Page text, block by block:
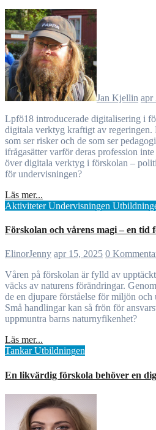
Jan Kjellin apr
Lpfö18 introducerade digitalisering i förskolan, men nu begränsas
digitala verktyg kraftigt av regeringen.
som ser risker och de som ser
ifrågasätter varför deras profession
över digitala verktyg i förskolan –
för undervisningen?
Läs mer...
AktiviteterUndervisningen
Förskolan och vårens magi – en
ElinorJenny apr 15, 2025 0
Våren på förskolan är fylld av upptäckter där barnens nyfikenhet
väcks av naturens förändringar.
de en djupare förståelse för miljön
Små handlingar kan så frön för
uppmuntra barns naturnyfikenhet?
Läs mer...
TankarUtbildningen
En likvärdig förskola behöver en